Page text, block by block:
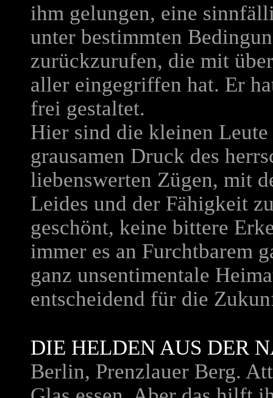
ihm gelungen, eine
unter bestimmten
zurückzurufen, die mit
aller eingegriffen hat. Er
frei gestaltet.
Hier sind die kleinen
grausamen Druck des
liebenswerten Zügen, mit
Leides und der Fähigkeit
geschönt, keine bittere
immer es an Furchtbarem
ganz unsentimentale
entscheidend für die
DIE HELDEN AUS DER
Berlin, Prenzlauer Berg.